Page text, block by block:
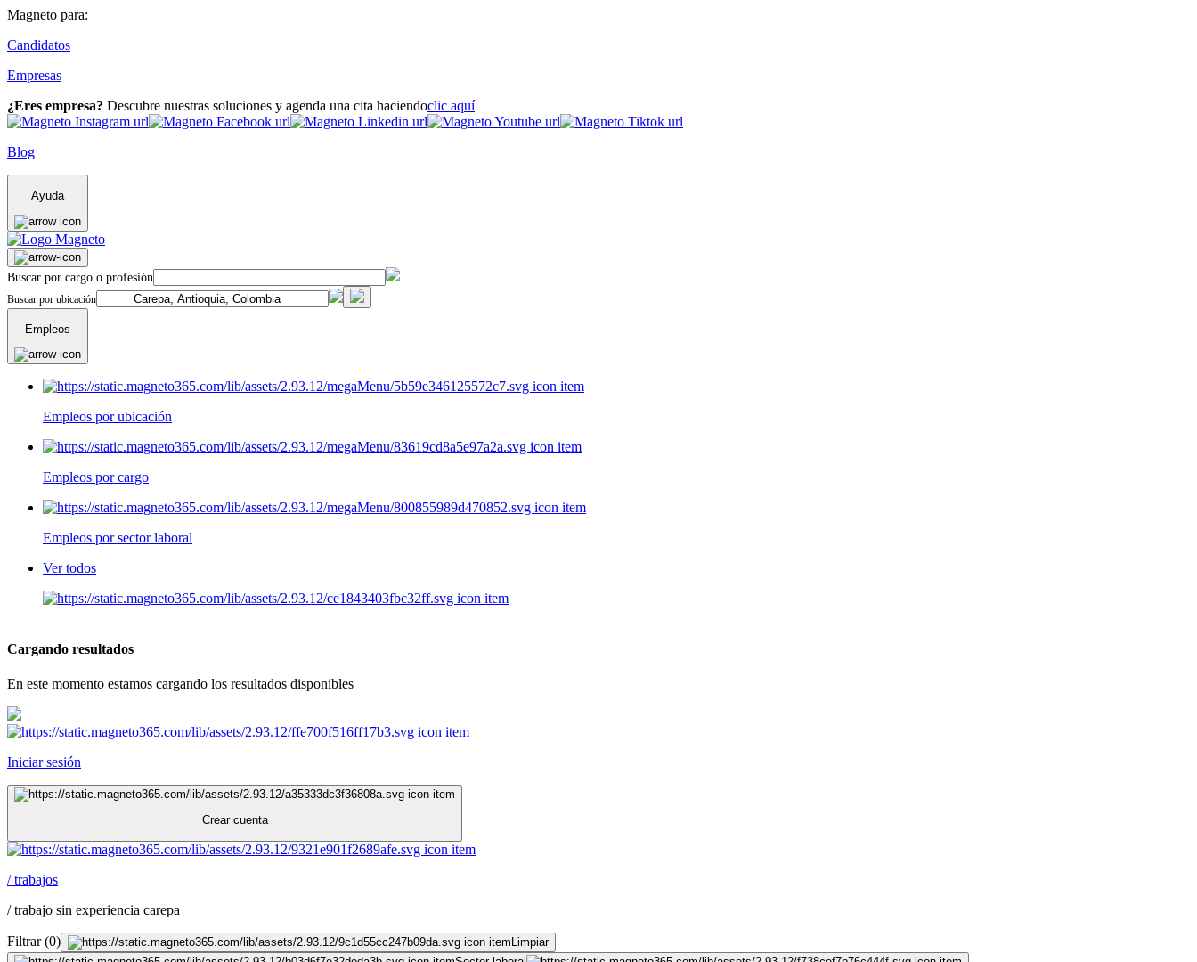
Magneto para:
Candidatos
Empresas
¿Eres empresa? Descubre nuestras soluciones y agenda una cita haciendoclic aquí
Blog
Ayuda
Buscar por cargo o profesión
Buscar por ubicación
Empleos
Empleos por ubicación
Empleos por cargo
Empleos por sector laboral
Ver todos
Cargando resultados
En este momento estamos cargando los resultados disponibles
Iniciar sesión
Crear cuenta
/trabajos
/trabajo sin experiencia carepa
Filtrar(0)
Limpiar